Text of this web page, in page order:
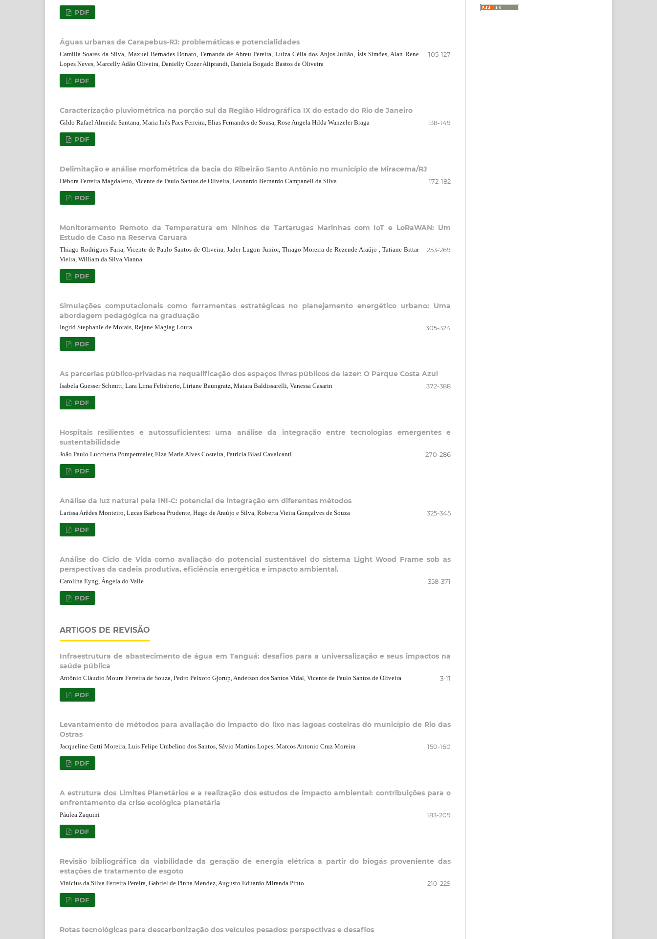
PDF
Águas urbanas de Carapebus-RJ: problemáticas e potencialidades
Camilla Soares da Silva, Maxuel Bernades Donato, Fernanda de Abreu Pereira, Luiza Célia dos Anjos Julião, Ísis Simões, Alan Rene
Lopes Neves, Marcelly Adão Oliveira, Danielly Cozer Aliprandi, Daniela Bogado Bastos de Oliveira
105-127
PDF
Caracterização pluviométrica na porção sul da Região Hidrográfica IX do estado do Rio de Janeiro
Gildo Rafael Almeida Santana, Maria Inês Paes Ferreira, Elias Fernandes de Sousa, Rose Angela Hilda Wanzeler Braga 138-149
PDF
Delimitação e análise morfométrica da bacia do Ribeirão Santo Antônio no município de Miracema/RJ
Débora Ferreira Magdaleno, Vicente de Paulo Santos de Oliveira, Leonardo Bernardo Campaneli da Silva 172-182
PDF
Monitoramento Remoto da Temperatura em Ninhos de Tartarugas Marinhas com IoT e LoRaWAN: Um
Estudo de Caso na Reserva Caruara
Thiago Rodrigues Faria, Vicente de Paulo Santos de Oliveira, Jader Lugon Junior, Thiago Moreira de Rezende Araújo , Tatiane Bittar
Vieira, William da Silva Vianna
253-269
PDF
Simulações computacionais como ferramentas estratégicas no planejamento energético urbano: Uma
abordagem pedagógica na graduação
Ingrid Stephanie de Morais, Rejane Magiag Loura 305-324
PDF
As parcerias público-privadas na requalificação dos espaços livres públicos de lazer: O Parque Costa Azul
Isabela Guesser Schmitt, Lara Lima Felisberto, Liriane Baungratz, Maiara Baldissarelli, Vanessa Casarin 372-388
PDF
Hospitais resilientes e autossuficientes: uma análise da integração entre tecnologias emergentes e
sustentabilidade
João Paulo Lucchetta Pompermaier, Elza Maria Alves Costeira, Patrícia Biasi Cavalcanti 270-286
PDF
Análise da luz natural pela INI-C: potencial de integração em diferentes métodos
Larissa Arêdes Monteiro, Lucas Barbosa Prudente, Hugo de Araújo e Silva, Roberta Vieira Gonçalves de Souza 325-345
PDF
Análise do Ciclo de Vida como avaliação do potencial sustentável do sistema Light Wood Frame sob as
perspectivas da cadeia produtiva, eficiência energética e impacto ambiental.
Carolina Eyng, Ângela do Valle 358-371
PDF
ARTIGOS DE REVISÃO
Infraestrutura de abastecimento de água em Tanguá: desafios para a universalização e seus impactos na
saúde pública
Antônio Cláudio Moura Ferreira de Souza, Pedro Peixoto Gjorup, Anderson dos Santos Vidal, Vicente de Paulo Santos de Oliveira 3-11
PDF
Levantamento de métodos para avaliação do impacto do lixo nas lagoas costeiras do município de Rio das
Ostras
Jacqueline Gatti Moreira, Luis Felipe Umbelino dos Santos, Sávio Martins Lopes, Marcos Antonio Cruz Moreira 150-160
PDF
A estrutura dos Limites Planetários e a realização dos estudos de impacto ambiental: contribuições para o
enfrentamento da crise ecológica planetária
Páulea Zaquini 183-209
PDF
Revisão bibliográfica da viabilidade da geração de energia elétrica a partir do biogás proveniente das
estações de tratamento de esgoto
Vinícius da Silva Ferreira Pereira, Gabriel de Pinna Mendez, Augusto Eduardo Miranda Pinto 210-229
PDF
Rotas tecnológicas para descarbonização dos veículos pesados: perspectivas e desafios